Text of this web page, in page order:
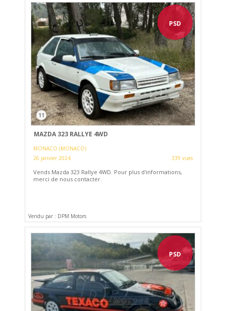
PSD
11
MAZDA 323 RALLYE 4WD
MONACO (MONACO)
26 janvier 2024
339 vues
Vends Mazda 323 Rallye 4WD. Pour plus d'informations,
merci de nous contacter.
Vendu par : DPM Motors
PSD